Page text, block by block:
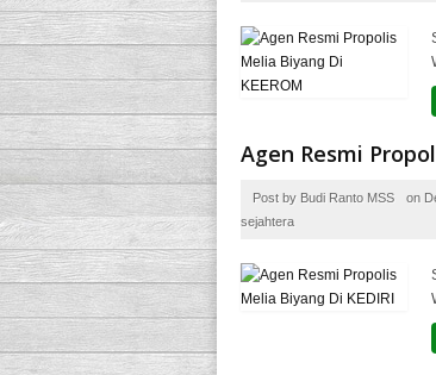
Agen Resmi
Post by Budi Ranto MSS on
sejahtera